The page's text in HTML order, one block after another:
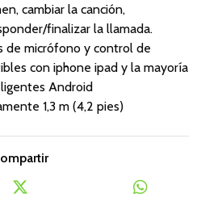
cambiar la canción,
finalizar la llamada.
de micrófono y control de
con iphone ipad y la mayoría
Android
1,3 m (4,2 pies)